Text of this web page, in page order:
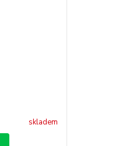
skladem